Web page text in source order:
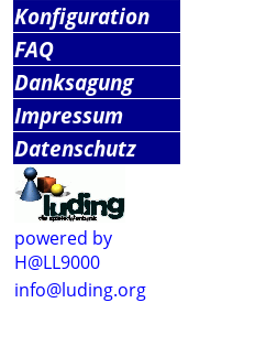
Konfiguration
FAQ
Danksagung
Impressum
Datenschutz
powered by
H@LL9000
info@luding.org